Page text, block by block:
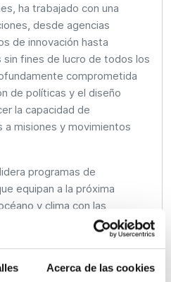
Acerca de las cookies
ha trabajado con una
desde agencias
de innovación hasta
fines de lucro de todos los
comprometida
de políticas y el diseño
la capacidad de
a misiones y movimientos
programas de
equipan a la próxima
y clima con las
crear cambios duraderos
e iniciativas
colaborando con